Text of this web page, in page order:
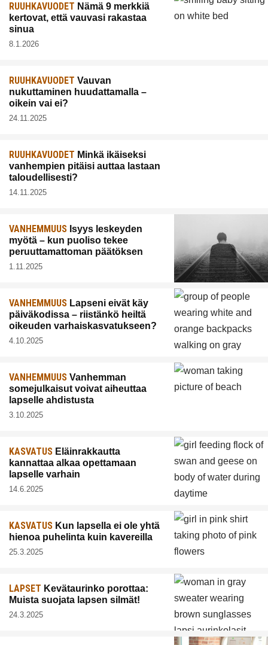
RUUHKAVUODET Nämä 9 merkkiä
kertovat, että vauvasi rakastaa
sinua
8.1.2026
RUUHKAVUODET Vauvan
nukuttaminen huudattamalla –
oikein vai ei?
24.11.2025
RUUHKAVUODET Minkä ikäiseksi
vanhempien pitäisi auttaa lastaan
taloudellisesti?
14.11.2025
VANHEMMUUS Isyys leskeyden
myötä – kun puoliso tekee
peruuttamattoman päätöksen
1.11.2025
VANHEMMUUS Lapseni eivät käy
päiväkodissa – riistänkö heiltä
oikeuden varhaiskasvatukseen?
4.10.2025
VANHEMMUUS Vanhemman
somejulkaisut voivat aiheuttaa
lapselle ahdistusta
3.10.2025
KASVATUS Eläinrakkautta
kannattaa alkaa opettamaan
lapselle varhain
14.6.2025
KASVATUS Kun lapsella ei ole yhtä
hienoa puhelinta kuin kavereilla
25.3.2025
LAPSET Kevätaurinko porottaa:
Muista suojata lapsen silmät!
24.3.2025